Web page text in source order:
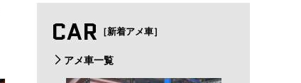
CAR ［新着アメ車］
アメ車一覧